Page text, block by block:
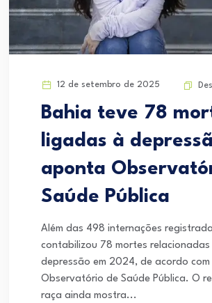
12 de setembro de 2025
Bahia teve 78
ligadas à
aponta
Saúde Pública
Além das 498 internações
contabilizou 78 mortes relacionadas
depressão em 2024, de acordo com
Observatório de Saúde Pública. O
raça ainda mostra...